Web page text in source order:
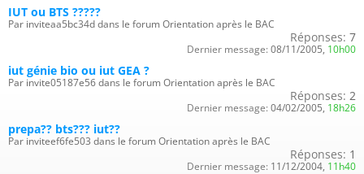
IUT ou BTS ?????
Par inviteaa5bc34d dans le forum Orientation après le BAC
Réponses: 7
Dernier message: 08/11/2005, 10h00
iut génie bio ou iut GEA ?
Par invite05187e56 dans le forum Orientation après le BAC
Réponses: 2
Dernier message: 04/02/2005, 18h26
prepa?? bts??? iut??
Par inviteef6fe503 dans le forum Orientation après le BAC
Réponses: 1
Dernier message: 11/12/2004, 11h40